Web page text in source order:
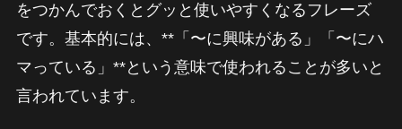
をつかんでおくとグッと使いやすくなるフレーズ
です。基本的には、**「〜に興味がある」「〜にハ
マっている」**という意味で使われることが多いと
言われています。